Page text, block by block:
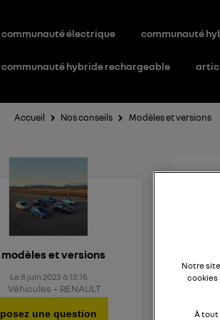
communauté électrique communauté
communauté hybride rechargeable
Accueil Nos conseils Modèles et versions
modèles et versions
Le 8 juin 2023 à 13:15
Véhicules RENAULT
posez une question
Notre
cookies
À tout